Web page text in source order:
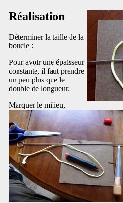
Réalisation
Déterminer la taille de la
boucle :
Pour avoir une épaisseur
constante, il faut prendre
un peu plus que le
double de longueur.
Marquer le milieu,